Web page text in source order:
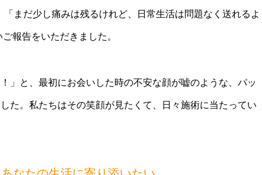
まだ少し痛みは残るけれど、日常生活は問題なく送れるよ
報告をいただきました。
」と、最初にお会いした時の不安な顔が嘘のような、パッ
た。私たちはその笑顔が見たくて、日々施術に当たってい